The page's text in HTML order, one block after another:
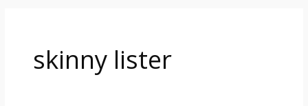
skinny lister